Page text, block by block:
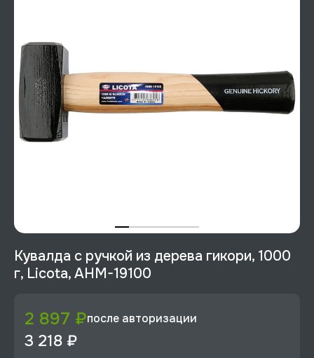
Кувалда с ручкой из дерева гикори, 1000
г, Licota, AHM-19100
2 897 ₽после авторизации
3 218 ₽